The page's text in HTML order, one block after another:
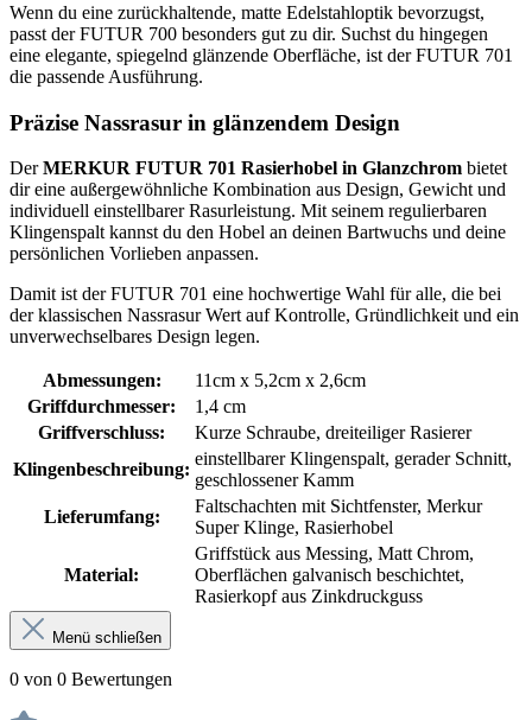
Wenn du eine zurückhaltende, matte Edelstahloptik bevorzugst,
passt der FUTUR 700 besonders gut zu dir. Suchst du hingegen
eine elegante, spiegelnd glänzende Oberfläche, ist der FUTUR 701
die passende Ausführung.
Präzise Nassrasur in glänzendem Design
DerMERKUR FUTUR 701 Rasierhobel in Glanzchrom bietet
dir eine außergewöhnliche Kombination aus Design, Gewicht und
individuell einstellbarer Rasurleistung. Mit seinem regulierbaren
Klingenspalt kannst du den Hobel an deinen Bartwuchs und deine
persönlichen Vorlieben anpassen.
Damit ist der FUTUR 701 eine hochwertige Wahl für alle, die bei
der klassischen Nassrasur Wert auf Kontrolle, Gründlichkeit und ein
unverwechselbares Design legen.
Abmessungen:
11cm x 5,2cm x 2,6cm
Griffdurchmesser:
1,4 cm
Griffverschluss:
Kurze Schraube, dreiteiliger Rasierer
Klingenbeschreibung:
einstellbarer Klingenspalt, gerader Schnitt,
geschlossener Kamm
Lieferumfang:
Faltschachten mit Sichtfenster, Merkur
Super Klinge, Rasierhobel
Material:
Griffstück aus Messing, Matt Chrom,
Oberflächen galvanisch beschichtet,
Rasierkopf aus Zinkdruckguss
Menü schließen
0 von 0 Bewertungen